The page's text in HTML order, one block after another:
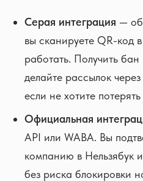
Серая интеграция —
вы сканируете QR-код
работать. Получить
делайте рассылок
если не хотите
Официальная
API или WABA. Вы
компанию в Нельзябук
без риска блокировки